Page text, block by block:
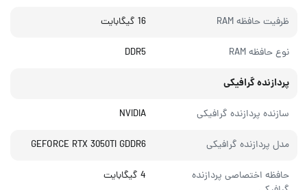
ظرفیت حافظه RAM 16 گیگابایت
نوع حافظه RAM DDR5
پردازنده گرافیکی
سازنده پردازنده گرافیکی NVIDIA
مدل پردازنده گرافیکی GEFORCE RTX 3050TI GDDR6
حافظه اختصاصی پردازنده
4 گیگابایت